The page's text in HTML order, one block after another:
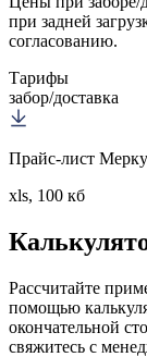
при задней
согласованию.
Тарифы
забор/доставка
Прайс-лист
xls, 100 кб
Рассчитайте
помощью
окончательной
свяжитесь с